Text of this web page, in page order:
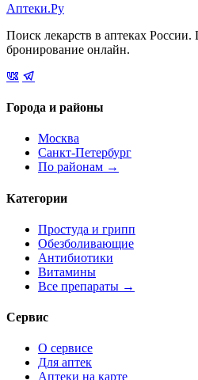
Аптеки.Ру
Поиск лекарств в аптеках
бронирование онлайн.
Города и районы
Москва
Санкт-Петербург
По районам →
Категории
Простуда и грипп
Обезболивающие
Антибиотики
Витамины
Все препараты →
Сервис
О сервисе
Для аптек
Аптеки на карте